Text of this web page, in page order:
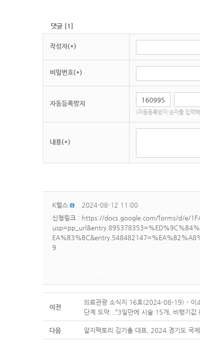
댓글 [ 1 ]
작성자(*)
비밀번호(*)
자동등록방지
(자동등록방지 숫자를 입력
내용(*)
K헬스
2024-08-12 11:00
신청링크 : https://docs.google.com/forms/d/e/
9
이전
의료관광 소식지 16호(2024-08-19) - 이
단계 도약...“3일만에 시술 15개, 비행기값
다음 알지팩토리 김기출 대표, 2024 경기도 국